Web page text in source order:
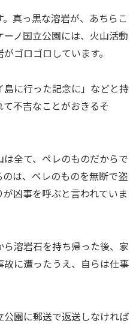
真っ黒な溶岩が、あちらこ
ノ国立公園には、火山活動
ゴロゴロしています。
に行った記念に」などと持
不吉なことがおきるそ
全て、ペレのものだからで
は、ペレのものを無断で盗
凶事を呼ぶと言われていま
溶岩石を持ち帰った後、家
に遭ったうえ、自らは仕事
園に郵送で返送しなければ